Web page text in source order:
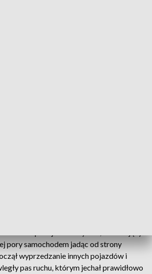
pory samochodem jadąc od strony
wyprzedzanie innych pojazdów i
pas ruchu, którym jechał prawidłowo